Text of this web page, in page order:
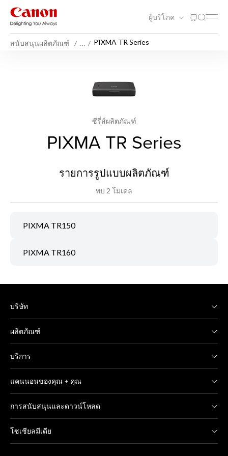
ผู้บริโภค
สนับสนุนผลิตภัณฑ์ … PIXMA TR Series
ซีรี่ส์ผลิตภัณฑ์
PIXMA TR Series
รายการรูปแบบผลิตภัณฑ์
พบ 2 โมเดล
PIXMA TR150
PIXMA TR160
บริษัท
ผลิตภัณฑ์
บริการ
แคนนอนของคุณ + คุณ
การสนับสนุนและดาวน์โหลด
โซเชียลมีเดีย